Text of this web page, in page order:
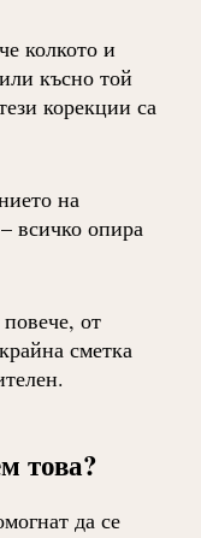
колкото и
късно той
корекции са
на
всичко опира
от
сметка
това?
да се